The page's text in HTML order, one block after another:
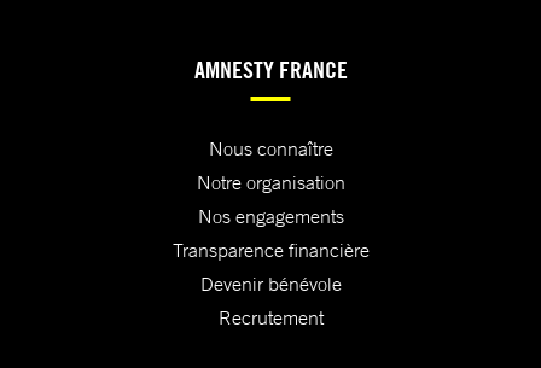
AMNESTY FRANCE
Nous connaître
Notre organisation
Nos engagements
Transparence financière
Devenir bénévole
Recrutement